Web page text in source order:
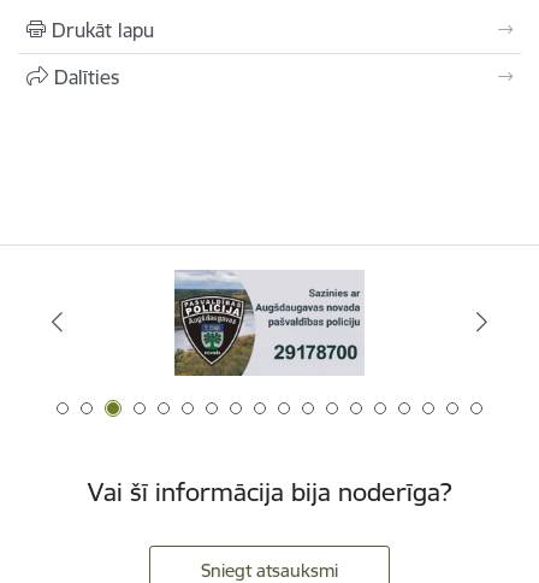
Drukāt lapu
Dalīties
Vai šī informācija bija noderīga?
Sniegt atsauksmi